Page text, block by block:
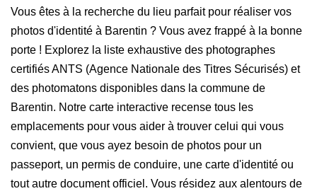
Vous êtes à la recherche du lieu parfait pour réaliser vos
photos d'identité à Barentin ? Vous avez frappé à la bonne
porte ! Explorez la liste exhaustive des photographes
certifiés ANTS (Agence Nationale des Titres Sécurisés) et
des photomatons disponibles dans la commune de
Barentin. Notre carte interactive recense tous les
emplacements pour vous aider à trouver celui qui vous
convient, que vous ayez besoin de photos pour un
passeport, un permis de conduire, une carte d'identité ou
tout autre document officiel. Vous résidez aux alentours de